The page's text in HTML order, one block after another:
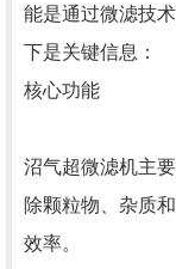
能是通过微滤技
下是关键信息：
核心功能
沼气超微滤机主
除颗粒物、杂质
效率。 ‌